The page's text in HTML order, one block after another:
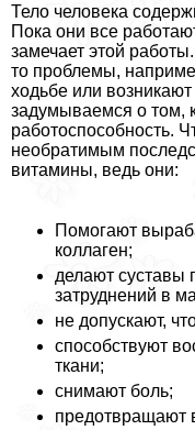
Тело человека
Пока они все
замечает этой
то проблемы,
ходьбе или
задумываемся о том,
работоспособность.
необратимым
витамины, ведь они:
Помогают
коллаген;
делают суставы
затруднений в
не допускают,
способствуют
ткани;
снимают боль;
предотвращают